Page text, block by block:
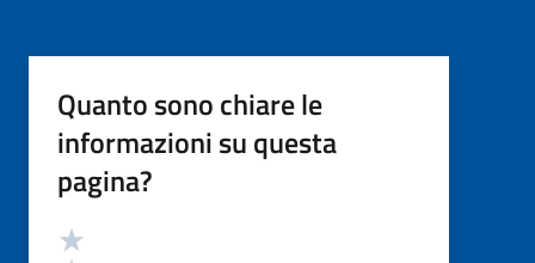
Quanto sono chiare le
informazioni su questa
pagina?
Valutazione